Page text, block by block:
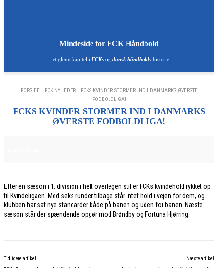
Mindeside for FCK Håndbold
- et glemt kapitel i FCKsog dansk håndboldshistorie
FORSIDE FCK NYHEDER
FCKS KVINDER STORMER IND I DANMARKS ØVERSTE
FODBOLDLIGA!
FCKS KVINDER STORMER IND I DANMARKS
ØVERSTE FODBOLDLIGA!
Efter en sæson i 1. division i helt overlegen stil er FCKs kvindehold rykket op
til Kvindeligaen. Med seks runder tilbage står intet hold i vejen for dem, og
klubben har sat nye standarder både på banen og uden for banen. Næste
sæson står der spændende opgør mod Brøndby og Fortuna Hjørring.
Tidligere artikel
Næste artikel